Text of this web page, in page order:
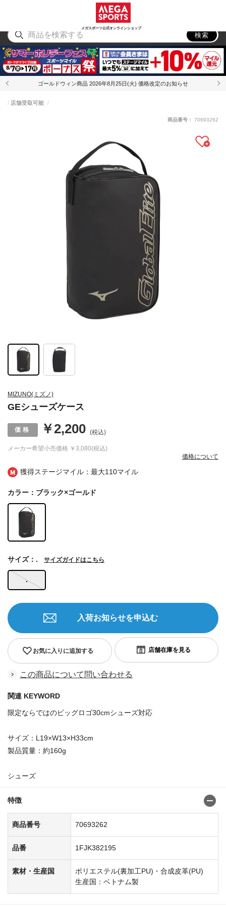
メガスポーツ公式オンラインショップ
アウトドア
検索
ゴールドウィン商品 2026年8月25日(火) 価格改定のお知らせ
獲得ステージマイル：最大110マイル
MIZUNO(ミズノ)
GEシューズケース
店舗受取可能
メーカー希望小売価格 ￥3,080(税込)
￥2,200 (税込)
価格について
商品番号： 70693262
カラー：ブラック×ゴールド
.
サイズ：. サイズガイドはこちら
お気に入りに追加する
入荷お知らせを申込む
この商品について問い合わせる
関連 KEYWORD
限定ならではのビッグロゴ30cmシューズ対応
サイズ：L19×W13×H33cm
製品質量：約160g
シューズ
特徴
商品番号 70693262
品番 1FJK382195
素材・生産国
ポリエステル(裏加工PU)・合成皮革(PU)
生産国：ベトナム製